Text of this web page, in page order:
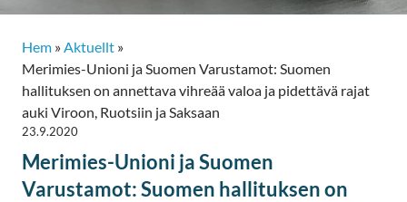
Hem »Aktuellt »
Merimies-Unioni ja Suomen Varustamot: Suomen
hallituksen on annettava vihreää valoa ja pidettävä rajat
auki Viroon, Ruotsiin ja Saksaan
23.9.2020
Merimies-Unioni ja Suomen
Varustamot: Suomen hallituksen on